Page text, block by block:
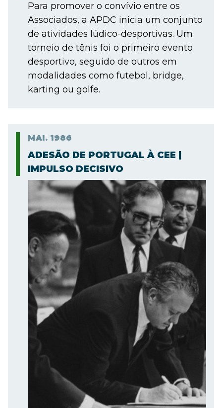
Para promover o convívio entre os
Associados, a APDC inicia um conjunto
de atividades lúdico-desportivas. Um
torneio de tênis foi o primeiro evento
desportivo, seguido de outros em
modalidades como futebol, bridge,
karting ou golfe.
MAI. 1986
ADESÃO DE PORTUGAL À CEE |
IMPULSO DECISIVO